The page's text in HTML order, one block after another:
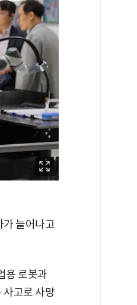
가 늘어나고
용 로봇과
사고로 사망